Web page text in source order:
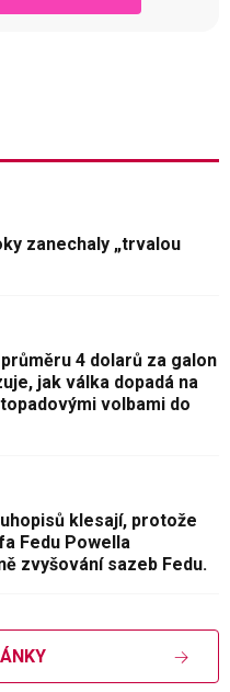
zanechaly „trvalou
4 dolarů za galon
jak válka dopadá na
volbami do
klesají, protože
Fedu Powella
zvyšování sazeb Fedu.